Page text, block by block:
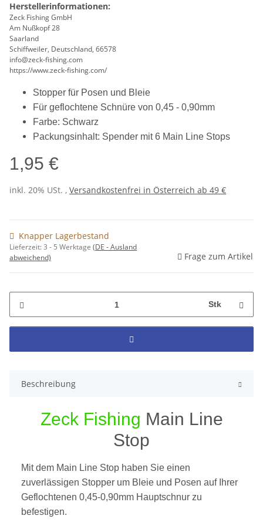
Herstellerinformationen:
Zeck Fishing GmbH
Am Nußkopf 28
Saarland
Schiffweiler, Deutschland, 66578
info@zeck-fishing.com
https://www.zeck-fishing.com/
Stopper für Posen und Bleie
Für geflochtene Schnüre von 0,45 - 0,90mm
Farbe: Schwarz
Packungsinhalt: Spender mit 6 Main Line Stops
1,95 €
inkl. 20% USt. , Versandkostenfrei in Österreich ab 49 €
Knapper Lagerbestand
Lieferzeit:3 - 5 Werktage (DE - Ausland
abweichend)
Frage zum Artikel
Stk
Beschreibung
Zeck Fishing Main Line
Stop
Mit dem Main Line Stop haben Sie einen
zuverlässigen Stopper um Bleie und Posen auf Ihrer
Geflochtenen 0,45-0,90mm Hauptschnur zu
befestigen.